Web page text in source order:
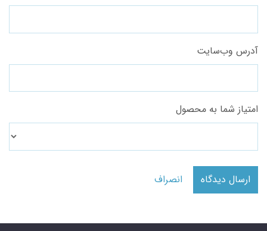
آدرس وب‌سایت
امتیاز شما به محصول
ارسال دیدگاه انصراف